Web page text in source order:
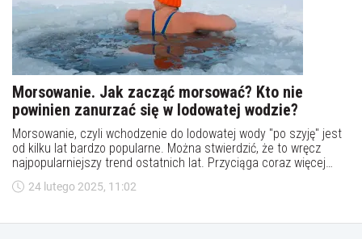
Morsowanie. Jak zacząć morsować? Kto nie
powinien zanurzać się w lodowatej wodzie?
Morsowanie, czyli wchodzenie do lodowatej wody "po szyję" jest
od kilku lat bardzo popularne. Można stwierdzić, że to wręcz
najpopularniejszy trend ostatnich lat. Przyciąga coraz więcej
osób - od młodych po seniorów. Czy morsowanie jest zdrowe?
Jak to robić, by sobie nie zaszkodzić? Kto nie powinien zanurzać
24 lutego 2025, 11:02